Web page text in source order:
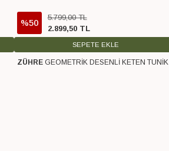
%50
5.799,00 TL
2.899,50 TL
SEPETE EKLE
Ücretsiz Kargo
ZÜHRE GEOMETRİK DESENLİ KETEN TUNİK